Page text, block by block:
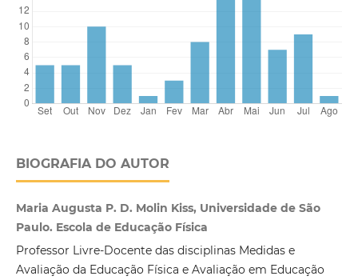
BIOGRAFIA DO AUTOR
Maria Augusta P. D. Molin Kiss, Universidade de São
Paulo. Escola de Educação Física
Professor Livre-Docente das disciplinas Medidas e
Avaliação da Educação Física e Avaliação em Educação